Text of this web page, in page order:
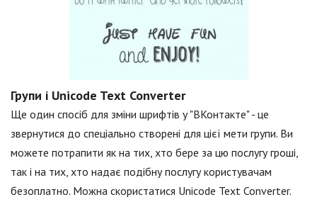
Групи і Unicode Text Converter
Ще один спосіб для зміни шрифтів у "ВКонтакте" - це
звернутися до спеціально створені для цієї мети групи. Ви
можете потрапити як на тих, хто бере за цю послугу гроші,
так і на тих, хто надає подібну послугу користувачам
безоплатно. Можна скористатися Unicode Text Converter.